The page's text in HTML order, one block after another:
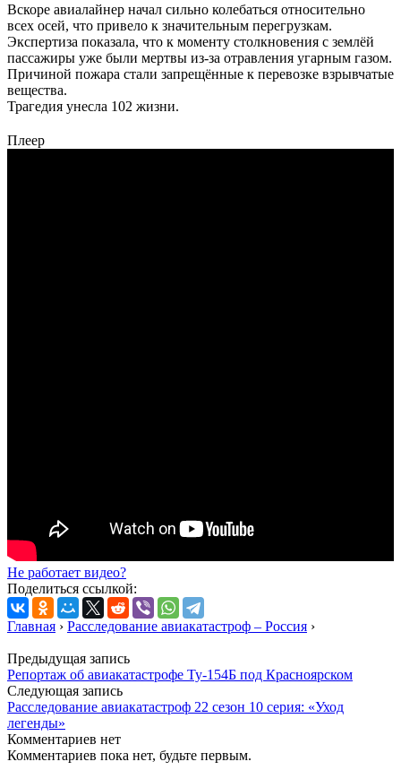
Вскоре авиалайнер начал сильно колебаться относительно
всех осей, что привело к значительным перегрузкам.
Экспертиза показала, что к моменту столкновения с землёй
пассажиры уже были мертвы из-за отравления угарным газом.
Причиной пожара стали запрещённые к перевозке взрывчатые
вещества.
Трагедия унесла 102 жизни.
Плеер
Не работает видео?
Поделиться ссылкой:
Главная › Расследование авиакатастроф – Россия ›
Предыдущая запись
Репортаж об авиакатастрофе Ту-154Б под Красноярском
Следующая запись
Расследование авиакатастроф 22 сезон 10 серия: «Уход
легенды»
Комментариев нет
Комментариев пока нет, будьте первым.